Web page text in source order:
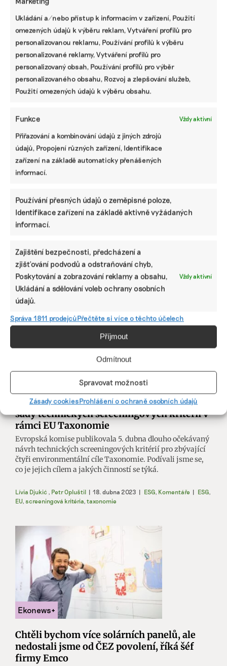
Ukládání a/nebo přístup k informacím v zařízení, Použití
omezených údajů k výběru reklam, Vytváření profilů pro
personalizovanou reklamu, Používání profilů k výběru
personalizované reklamy, Vytváření profilů pro
personalizovaný obsah, Používání profilů pro výběr
personalizovaného obsahu, Rozvoj a zlepšování služeb,
Použití omezených údajů k výběru obsahu.
Funkce Vždy aktivní
Přiřazování a kombinování údajů z jiných zdrojů
údajů, Propojení různých zařízení, Identifikace
zařízení na základě automaticky přenášených
informací.
Používání přesných údajů o zeměpisné poloze,
Identifikace zařízení na základě aktivně vyžádaných
informací.
Zajištění bezpečnosti, předcházení a
zjišťování podvodů a odstraňování chyb,
Poskytování a zobrazování reklamy a obsahu,
Ukládání a sdělování voleb ochrany osobních
údajů.
Vždy aktivní
Správa 1811 prodejcůPřečtěte si více o těchto účelech
Příjmout
Odmítnout
Spravovat možnosti
Zásady cookiesProhlášení o ochraně osobních údajů
Jiří Štický | 06. května 2023 | ESG,Zemědělství | emise CO2,
Nechali jsme si spočítat uhlíkovou stopu,
abychom nedělali věci naslepo, říká
Vladimír Víšek přišel do společnosti Prusa Research před
více než rokem a půl, aby nastavil strategii udržitelnosti.
Začali průzkumem mezi zaměstnanci, změřili uhlíkovou
stopu, oslovili všechny větší dodavatele, jak si stojí v
Martina Patočková 26. dubna 2023
Research, udržitelnost
Evropská komise publikovala návrh další
sady technických screeningových kritérií v
rámci EU Taxonomie
Evropská komise publikovala 5. dubna dlouho očekávaný
návrh technických screeningových kritérií pro zbývající
čtyři environmentální cíle Taxonomie. Podívali jsme se,
co je jejich cílem a jakých činností se týká.
Lívia Djukić , Petr Opluštil | 18. dubna 2023 | ESG, Komentáře | ESG,
EU, screeningová kritéria, taxonomie
Chtěli bychom více solárních panelů, ale
nedostali jsme od ČEZ povolení, říká šéf
firmy Emco